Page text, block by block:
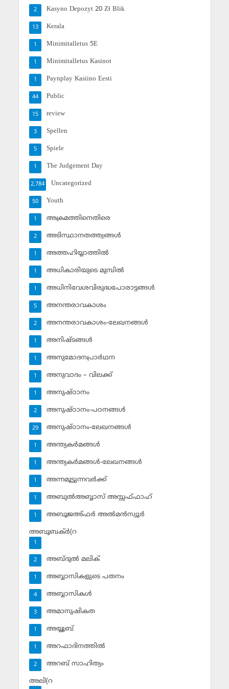
Kasyno Depozyt 20 Zł Blik
2
Kerala
13
Minimitalletus 5E
1
Minimitalletus Kasinot
1
Paynplay Kasiino Eesti
1
Public
44
review
15
Spellen
3
Spiele
5
The Judgement Day
1
Uncategorized
2,784
Youth
50
അക്രമത്തിനെതിരെ
1
അടിസ്ഥാനതത്ത്വങ്ങള്‍
2
അത്തഹിയ്യാത്തില്‍
1
അധികാരിയുടെ മുമ്പില്‍
1
അധിനിവേശവിരുദ്ധപോരാട്ടങ്ങള്‍
1
അനന്തരാവകാശം
5
അനന്തരാവകാശം-ലേഖനങ്ങള്‍
2
അനിഷ്ടങ്ങള്‍
1
അനുമോദനപ്രാര്‍ഥന
1
അനുവാദം – വിലക്ക്‌
1
അനുഷ്ഠാനം
1
അനുഷ്ഠാനം-പഠനങ്ങള്‍
2
അനുഷ്ഠാനം-ലേഖനങ്ങള്‍
29
അന്ത്യകര്‍മങ്ങള്‍
1
അന്ത്യകര്‍മങ്ങള്‍-ലേഖനങ്ങള്‍
1
അന്നമൂട്ടുന്നവര്‍ക്ക്
1
അബുല്‍അബ്ബാസ് അസ്സഫ്ഫാഹ്‌
1
അബൂജഅ്ഫര്‍ അല്‍മന്‍സ്വൂര്‍
1
അബൂബക്ര്‍(റ
1
അബ്ദുല്‍ മലിക്‌
2
അബ്ബാസികളുടെ പതനം
1
അബ്ബാസികള്‍
4
അമാനുഷികത
3
അയ്യൂബ്‌
1
അറഫാദിനത്തില്‍
1
അറബ് സാഹിത്യം
2
അലി(റ